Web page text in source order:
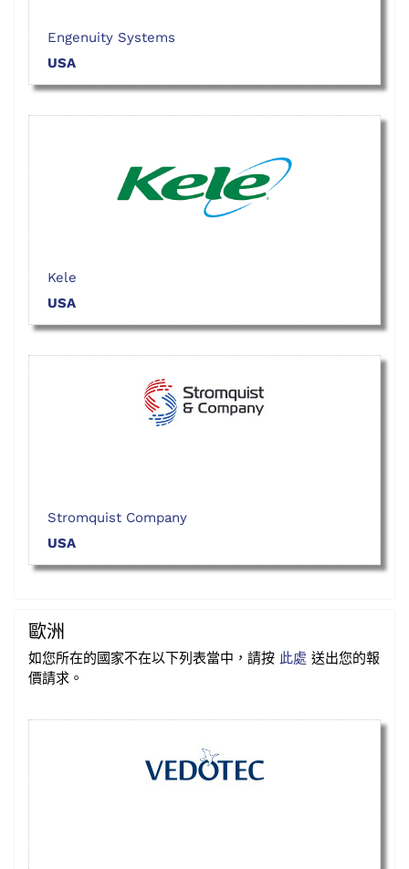
Engenuity Systems
USA
Kele
USA
Stromquist Company
USA
歐洲
如您所在的國家不在以下列表當中，請按 此處 送出您的報
價請求。